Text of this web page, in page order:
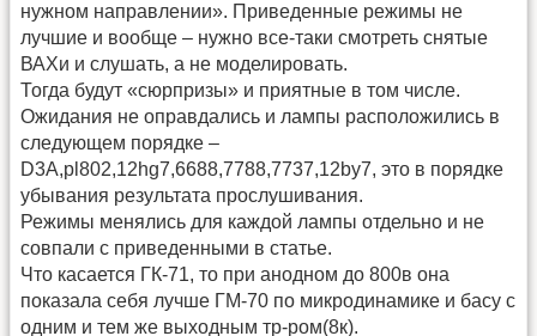
нужном направлении». Приведенные режимы не
лучшие и вообще – нужно все-таки смотреть снятые
ВАХи и слушать, а не моделировать.
Тогда будут «сюрпризы» и приятные в том числе.
Ожидания не оправдались и лампы расположились в
следующем порядке –
D3A,pl802,12hg7,6688,7788,7737,12by7, это в порядке
убывания результата прослушивания.
Режимы менялись для каждой лампы отдельно и не
совпали с приведенными в статье.
Что касается ГК-71, то при анодном до 800в она
показала себя лучше ГМ-70 по микродинамике и басу с
одним и тем же выходным тр-ром(8к).